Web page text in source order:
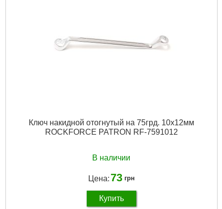
Ключ накидной отогнутый на 75грд. 10х12мм
ROCKFORCE PATRON RF-7591012
В наличии
Цена: 73 грн
Купить